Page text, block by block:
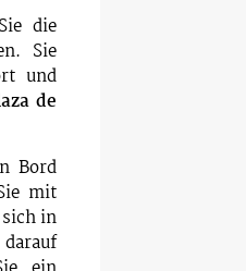
die
Sie
und
de
Bord
mit
in